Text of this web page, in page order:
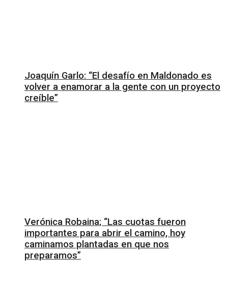
Joaquín Garlo: “El desafío en Maldonado es
volver a enamorar a la gente con un proyecto
creíble”
Verónica Robaina; “Las cuotas fueron
importantes para abrir el camino, hoy
caminamos plantadas en que nos
preparamos”